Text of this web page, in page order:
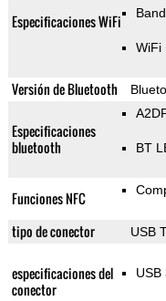
Especificaciones WiFi
WiFi
Versión de Bluetooth
Especificaciones
bluetooth
BT
Funciones NFC
tipo de conector USB
especificaciones del
conector
USB